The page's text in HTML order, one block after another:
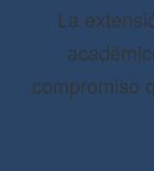
La
compromiso